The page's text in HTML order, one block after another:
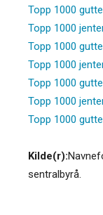
Topp 1000
Topp 1000
Topp 1000
Topp 1000
Topp 1000
Topp 1000
Topp 1000
Kilde(r):
sentralbyrå.